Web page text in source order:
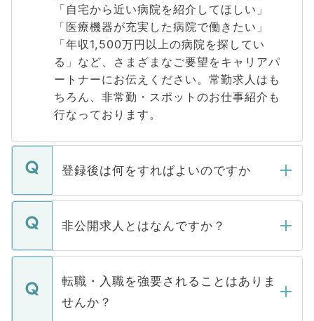
「自宅から近い病院を紹介してほしい」
「医療機器が充実した病院で働きたい」
「年収1,500万円以上の病院を探してい
る」など、さまざまなご要望をキャリアパ
ートナーにお伝えください。常勤求人はも
ちろん、非常勤・スポットのお仕事紹介も
行なっております。
登録後は何をすればよいのですか
ご登録いただきましたら、弊社担当者がご
登録内容を確認し、その後メールもしくは
ます。通常、5営業日以内にはご連絡をせて
いただきますので、しばらくお待ちくださ
非公開求人とはなんですか？
マイナビDOCTORで取り扱っている求人の
うち約3割は、Webサイトからご覧いただ
けない「非公開求人」です。非公開求人は
下記の理由によって、一般には公開してい
転職・入職を強要されることはありま
せんか？